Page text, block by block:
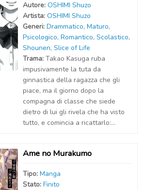
Autore: OSHIMI Shuzo
Artista: OSHIMI Shuzo
Generi: Drammatico, Maturo,
Psicologico, Romantico, Scolastico,
Shounen, Slice of Life
Trama: Takao Kasuga ruba
impusivamente la tuta da
ginnastica della ragazza che gli
piace, ma il giorno dopo la
compagna di classe che siede
dietro di lui gli rivela che ha visto
tutto, e comincia a ricattarlo:...
Ame no Murakumo
Tipo: Manga
Stato: Finito